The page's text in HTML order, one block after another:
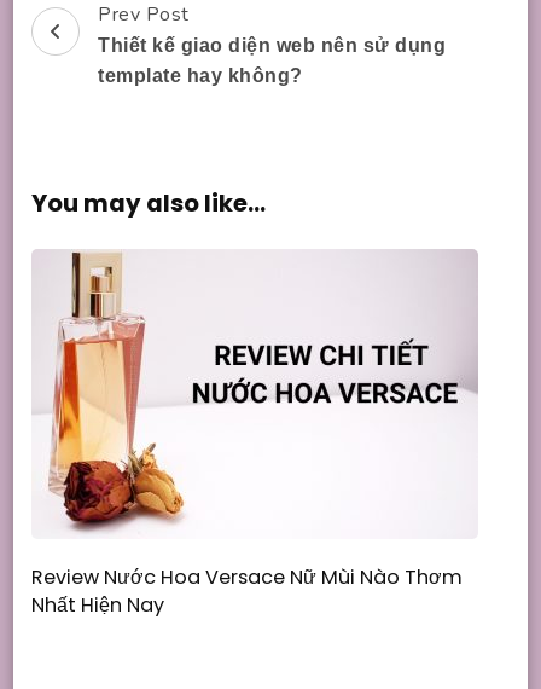
Post
Navigation
Prev Post
Thiết kế giao diện web nên sử dụng
template hay không?
You may also like...
Review Nước Hoa Versace Nữ Mùi Nào Thơm
Nhất Hiện Nay